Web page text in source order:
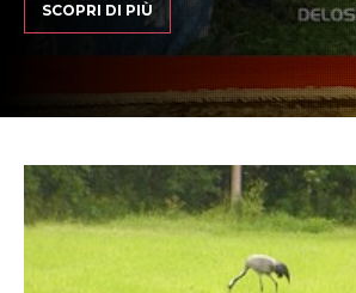
SCOPRI DI PIÙ